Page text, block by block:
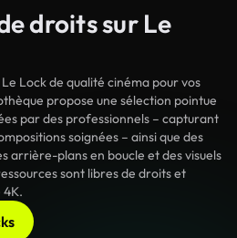
droits sur Le
Lock de qualité cinéma pour vos
propose une sélection pointue
par des professionnels – capturant
soignées – ainsi que des
arrière-plans en boucle et des visuels
sont libres de droits et